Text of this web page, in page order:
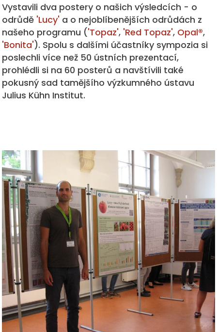
Vystavili dva postery o našich výsledcích - o
odrůdě 'Lucy' a o nejoblíbenějších odrůdách z
našeho programu ('Topaz', 'Red Topaz', Opal®,
'Bonita'). Spolu s dalšími účastníky sympozia si
poslechli více než 50 ústních prezentací,
prohlédli si na 60 posterů a navštívili také
pokusný sad tamějšího výzkumného ústavu
Julius Kühn Institut.